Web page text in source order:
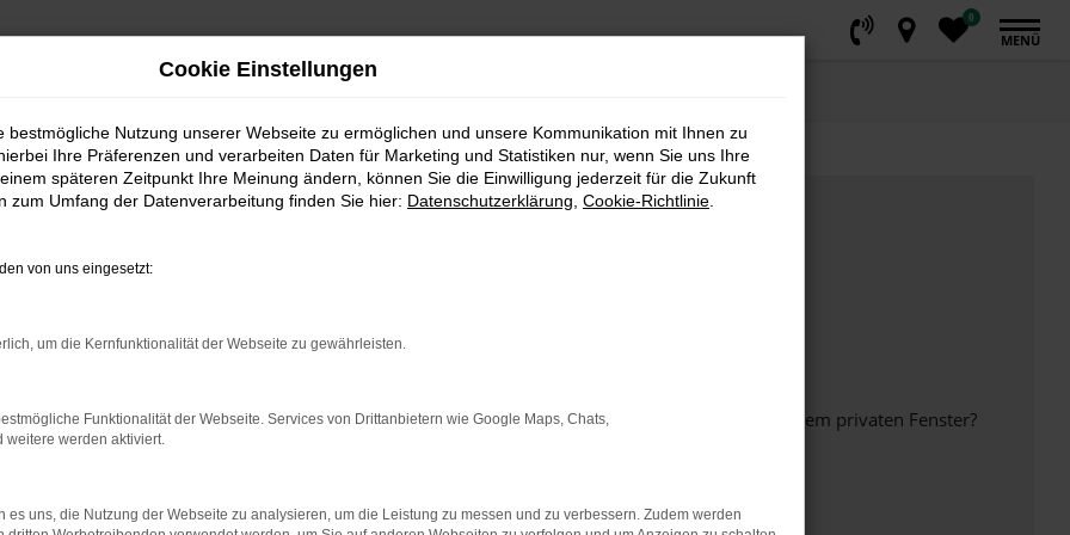
0
MENÜ
bestimmter Seiten verhindern. Funktioniert die Seite in einem anderen Browser oder in einem privaten Fenster?
beheben.
auf dem neuesten Stand sind.
Cookie Einstellungen
bestmögliche Nutzung unserer Webseite zu ermöglichen und unsere Kommunikation mit Ihnen zu
Ihre Präferenzen und verarbeiten Daten für Marketing und Statistiken nur, wenn Sie uns Ihre
späteren Zeitpunkt Ihre Meinung ändern, können Sie die Einwilligung jederzeit für die Zukunft
zum Umfang der Datenverarbeitung finden Sie hier: Datenschutzerklärung Cookie-Richtlinie
von uns eingesetzt:
um die Kernfunktionalität der Webseite zu gewährleisten.
Funktionalität der Webseite. Services von Drittanbietern wie Google Maps, Chats,
weitere werden aktiviert.
es uns, die Nutzung der Webseite zu analysieren, um die Leistung zu messen und zu verbessern. Zudem werden